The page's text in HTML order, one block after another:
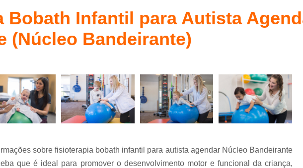
ocupacional
conceito
Fisioterapia Bobath Infantil para Autismo
Fisioterapia Infantil
Fisioterapia Infantil Águas Claras
Fisioterapia Infantil Pediasuit para
Fisioterapia Pediátrica Bobath
Psicoterapia com Crianças
Psicoterapia em
Psicoterapia para Autismo Infantil
Bobath Infantil para Autista
(Núcleo Bandeirante)
sobre fisioterapia bobath infantil para autista agendar Núcleo Bandeirante
que é ideal para promover o desenvolvimento motor e funcional da criança,